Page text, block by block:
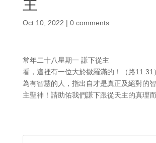
主
Oct 10, 2022 | 0 comments
常年二十八星期一 謙下從主
看，這裡有一位大於撒羅滿的！（路11:31
為有智慧的人，指出自才是真正及絕對的智
主聖神！請助佑我們謙下跟從天主的真理而